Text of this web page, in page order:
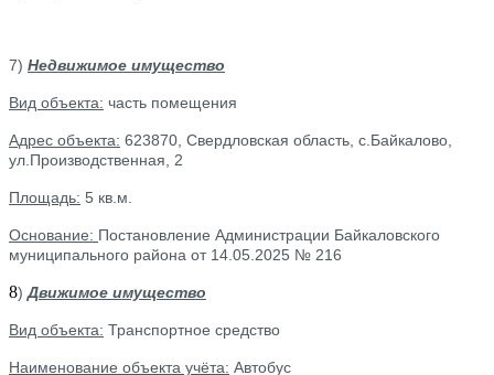
7) Недвижимое имущество
Вид объекта: часть помещения
Адрес объекта: 623870, Свердловская область, с.Байкалово,
ул.Производственная, 2
Площадь: 5 кв.м.
Основание: Постановление Администрации Байкаловского
муниципального района от 14.05.2025 № 216
8) Движимое имущество
Вид объекта: Транспортное средство
Наименование объекта учёта: Автобус